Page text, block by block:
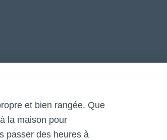
et bien rangée. Que
la maison pour
passer des heures à